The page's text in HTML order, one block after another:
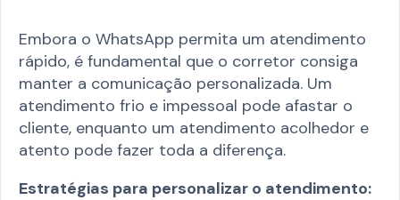
Embora o WhatsApp permita um atendimento
rápido, é fundamental que o corretor consiga
manter a comunicação personalizada. Um
atendimento frio e impessoal pode afastar o
cliente, enquanto um atendimento acolhedor e
atento pode fazer toda a diferença.
Estratégias para personalizar o atendimento: